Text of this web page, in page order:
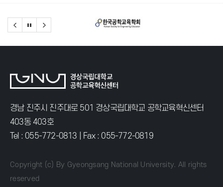
경남 진주시 진주대로 501 경상국립대학교 공학교육혁신센터
403동 403호
Tel : 055-772-0813 | Fax : 055-772-0819
Copyright (c) By Gyeongsang National University. All rights
reserved